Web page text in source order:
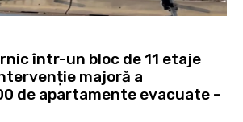
într-un bloc de 11 etaje
majoră a
de apartamente evacuate –